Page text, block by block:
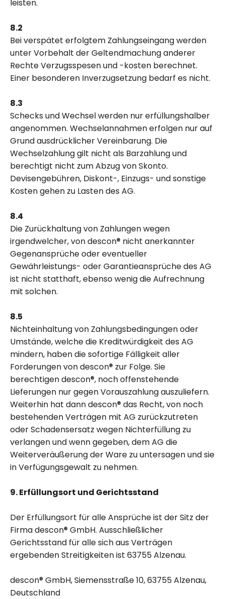
leisten.
8.2
Bei verspätet erfolgtem Zahlungseingang werden
unter Vorbehalt der Geltendmachung anderer
Rechte Verzugsspesen und -kosten berechnet.
Einer besonderen Inverzugsetzung bedarf es nicht.
8.3
Schecks und Wechsel werden nur erfüllungshalber
angenommen. Wechselannahmen erfolgen nur auf
Grund ausdrücklicher Vereinbarung. Die
Wechselzahlung gilt nicht als Barzahlung und
berechtigt nicht zum Abzug von Skonto.
Devisengebühren, Diskont-, Einzugs- und sonstige
Kosten gehen zu Lasten des AG.
8.4
Die Zurückhaltung von Zahlungen wegen
irgendwelcher, von descon® nicht anerkannter
Gegenansprüche oder eventueller
Gewährleistungs- oder Garantieansprüche des AG
ist nicht statthaft, ebenso wenig die Aufrechnung
mit solchen.
8.5
Nichteinhaltung von Zahlungsbedingungen oder
Umstände, welche die Kreditwürdigkeit des AG
mindern, haben die sofortige Fälligkeit aller
Forderungen von descon® zur Folge. Sie
berechtigen descon®, noch offenstehende
Lieferungen nur gegen Vorauszahlung auszuliefern.
Weiterhin hat dann descon® das Recht, von noch
bestehenden Verträgen mit AG zurückzutreten
oder Schadensersatz wegen Nichterfüllung zu
verlangen und wenn gegeben, dem AG die
Weiterveräußerung der Ware zu untersagen und sie
in Verfügungsgewalt zu nehmen.
9. Erfüllungsort und Gerichtsstand
Der Erfüllungsort für alle Ansprüche ist der Sitz der
Firma descon® GmbH. Ausschließlicher
Gerichtsstand für alle sich aus Verträgen
ergebenden Streitigkeiten ist 63755 Alzenau.
descon® GmbH, Siemensstraße 10, 63755 Alzenau,
Deutschland